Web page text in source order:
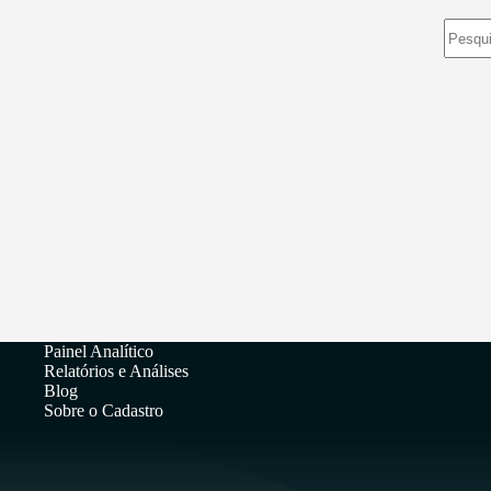
Painel Analítico
Relatórios e Análises
Blog
Sobre o Cadastro